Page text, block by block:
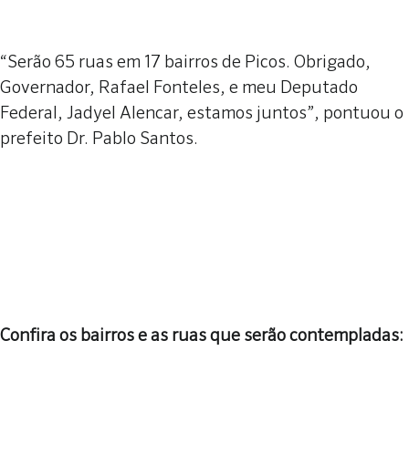
“Serão 65 ruas em 17 bairros de Picos. Obrigado,
Governador, Rafael Fonteles, e meu Deputado
Federal, Jadyel Alencar, estamos juntos”, pontuou o
prefeito Dr. Pablo Santos.
Confira os bairros e as ruas que serão contempladas: